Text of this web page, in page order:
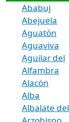
Ababuj
Abejuela
Aguatón
Aguaviva
Aguilar del
Alfambra
Alacón
Alba
Albalate del